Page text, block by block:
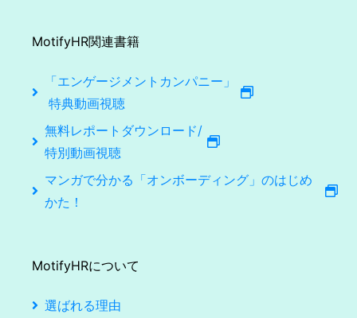
MotifyHR関連書籍
「エンゲージメントカンパニー」
特典動画視聴
無料レポートダウンロード/
特別動画視聴
マンガで分かる「オンボーディング」のはじめ
かた！
MotifyHRについて
選ばれる理由